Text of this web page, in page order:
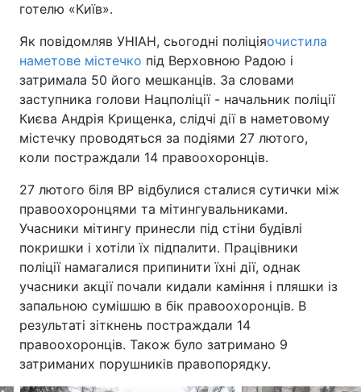
готелю «Київ».
Як повідомляв УНІАН, сьогодні поліціяочистила
наметове містечко під Верховною Радою і
затримала 50 його мешканців. За словами
заступника голови Нацполіції - начальник поліції
Києва Андрія Крищенка, слідчі дії в наметовому
містечку проводяться за подіями 27 лютого,
коли постраждали 14 правоохоронців.
27 лютого біля ВР відбулися сталися сутички між
правоохоронцями та мітингувальниками.
Учасники мітингу принесли під стіни будівлі
покришки і хотіли їх підпалити. Працівники
поліції намагалися припинити їхні дії, однак
учасники акції почали кидали каміння і пляшки із
запальною сумішшю в бік правоохоронців. В
результаті зіткнень постраждали 14
правоохоронців. Також було затримано 9
затриманих порушників правопорядку.